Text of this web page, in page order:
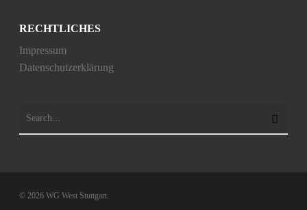
RECHTLICHES
Impressum
Datenschutzerklärung
© 2026 WG West Stuttgart.